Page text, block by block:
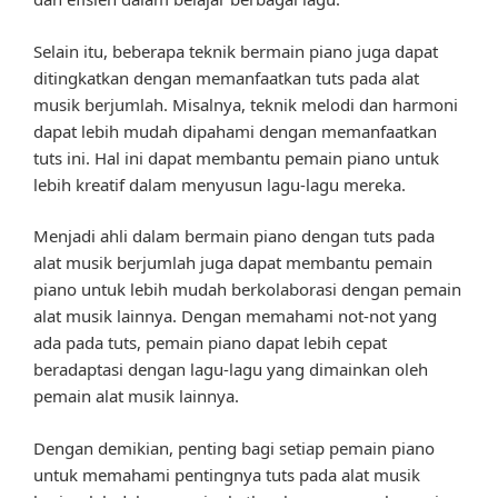
Selain itu, beberapa teknik bermain piano juga dapat
ditingkatkan dengan memanfaatkan tuts pada alat
musik berjumlah. Misalnya, teknik melodi dan harmoni
dapat lebih mudah dipahami dengan memanfaatkan
tuts ini. Hal ini dapat membantu pemain piano untuk
lebih kreatif dalam menyusun lagu-lagu mereka.
Menjadi ahli dalam bermain piano dengan tuts pada
alat musik berjumlah juga dapat membantu pemain
piano untuk lebih mudah berkolaborasi dengan pemain
alat musik lainnya. Dengan memahami not-not yang
ada pada tuts, pemain piano dapat lebih cepat
beradaptasi dengan lagu-lagu yang dimainkan oleh
pemain alat musik lainnya.
Dengan demikian, penting bagi setiap pemain piano
untuk memahami pentingnya tuts pada alat musik